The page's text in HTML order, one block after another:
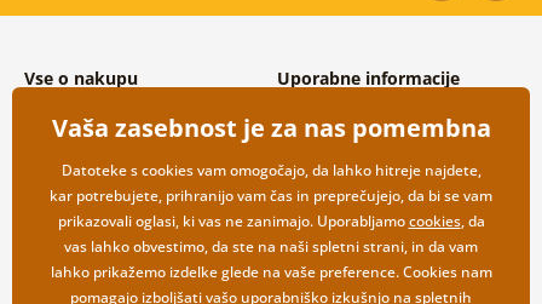
Vse o nakupu
Splošni in reklamacijski pogoji
Varovanje osebnih podatkov
Možnosti dostave in plačila
Vračilo blaga
Uporabne informacije
Pogosto zastavljena vprašanja
Kontakti
Veleprodaja
Vaša zasebnost je za nas pomembna
Datoteke s cookies vam omogočajo, da lahko hitreje najdete,
kar potrebujete, prihranijo vam čas in preprečujejo, da bi se vam
prikazovali oglasi, ki vas ne zanimajo. Uporabljamocookies, da
vas lahko obvestimo, da ste na naši spletni strani, in da vam
lahko prikažemo izdelke glede na vaše preference. Cookies nam
pomagajo izboljšati vašo uporabniško izkušnjo na spletnih